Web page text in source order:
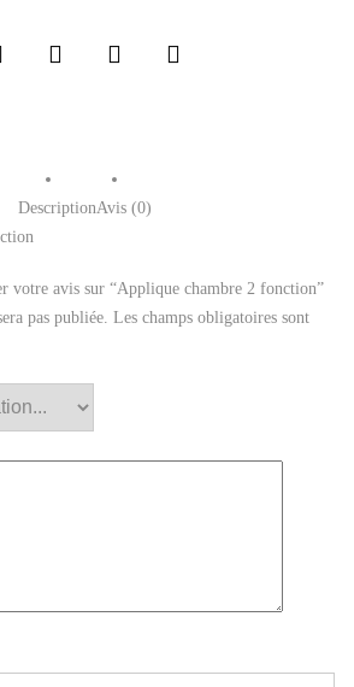
DescriptionAvis (0)
votre avis sur “Applique chambre 2 fonction”
pas publiée. Les champs obligatoires sont